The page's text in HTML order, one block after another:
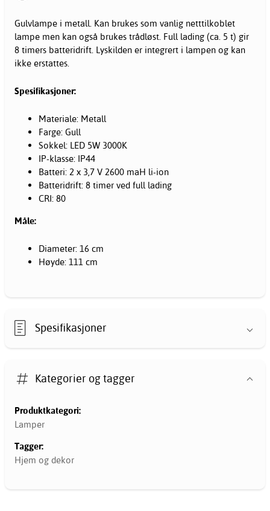
Gulvlampe i metall. Kan brukes som vanlig netttilkoblet
lampe men kan også brukes trådløst. Full lading (ca. 5 t) gir
8 timers batteridrift. Lyskilden er integrert i lampen og kan
ikke erstattes.
Spesifikasjoner:
Materiale: Metall
Farge: Gull
Sokkel: LED 5W 3000K
IP-klasse: IP44
Batteri: 2 x 3,7 V 2600 maH li-ion
Batteridrift: 8 timer ved full lading
CRI: 80
Måle:
Diameter: 16 cm
Høyde: 111 cm
Spesifikasjoner
Kategorier og tagger
Produktkategori:
Lamper
Tagger:
Hjem og dekor